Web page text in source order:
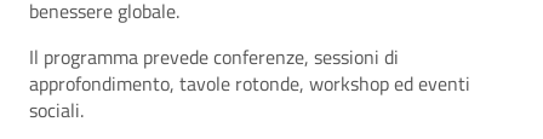
benessere globale.
Il programma prevede conferenze, sessioni di
approfondimento, tavole rotonde, workshop ed eventi
sociali.